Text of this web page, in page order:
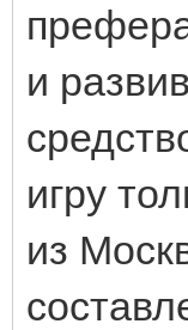
и
игру
из